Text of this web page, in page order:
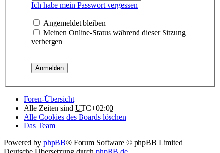
Ich habe mein Passwort vergessen
Angemeldet bleiben
Meinen Online-Status während dieser Sitzung
verbergen
Foren-Übersicht
Alle Zeiten sind UTC+02:00
Alle Cookies des Boards löschen
Das Team
Powered by phpBB® Forum Software © phpBB Limited
Deutsche Übersetzung durch phpBB.de